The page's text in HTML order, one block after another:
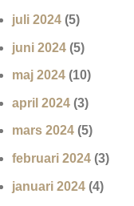
juli 2024 (5)
juni 2024 (5)
maj 2024 (10)
april 2024 (3)
mars 2024 (5)
februari 2024 (3)
januari 2024 (4)